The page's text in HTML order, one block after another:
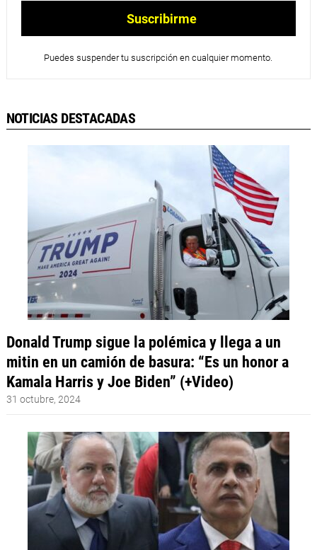
Puedes suspender tu suscripción en cualquier momento.
NOTICIAS DESTACADAS
Donald Trump sigue la polémica y llega a un
mitin en un camión de basura: “Es un honor a
Kamala Harris y Joe Biden” (+Video)
31 octubre, 2024